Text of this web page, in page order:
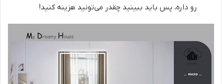
رو داره، پس باید ببینید چقدر می‌تونید هزینه کنید!